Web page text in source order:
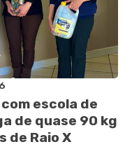
escola de
de quase 90 kg
de Raio X